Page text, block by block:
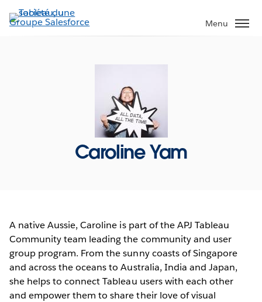
Aller
au
Menu
Caroline Yam
A native Aussie, Caroline is part of the APJ Tableau
Community team leading the community and user
group program. From the sunny coasts of Singapore
and across the oceans to Australia, India and Japan,
she helps to connect Tableau users with each other
and empower them to share their love of visual